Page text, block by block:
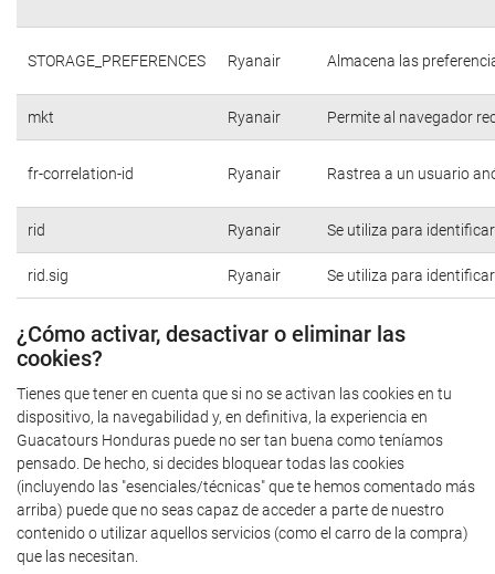
STORAGE_PREFERENCES Ryanair Almacena las
mkt Ryanair Permite al navegador
fr-correlation-id Ryanair Rastrea a un usuario
rid Ryanair Se utiliza para
rid.sig Ryanair Se utiliza para
¿Cómo activar, desactivar o eliminar las
cookies?
Tienes que tener en cuenta que si no se activan las cookies en tu
dispositivo, la navegabilidad y, en definitiva, la experiencia en
Guacatours Honduras puede no ser tan buena como teníamos
pensado. De hecho, si decides bloquear todas las cookies
(incluyendo las "esenciales/técnicas" que te hemos comentado más
arriba) puede que no seas capaz de acceder a parte de nuestro
contenido o utilizar aquellos servicios (como el carro de la compra)
que las necesitan.